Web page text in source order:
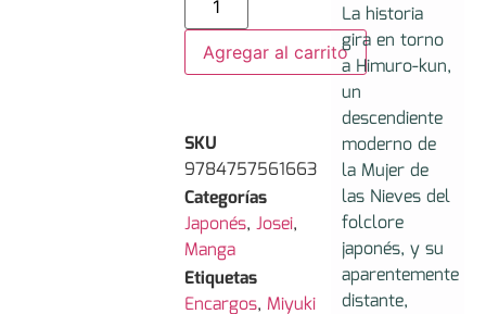
Agregar al carrito
SKU
9784757561663
Categorías
Japonés,Josei,
Manga
Etiquetas
Encargos, Miyuki
La historia
gira en torno
a Himuro-kun,
un
descendiente
moderno de
la Mujer de
las Nieves del
folclore
japonés, y su
aparentemente
distante,